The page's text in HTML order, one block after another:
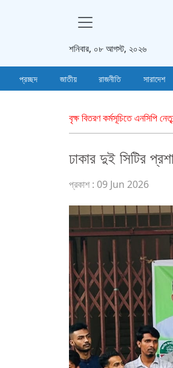
শনিবার, ০৮ আগস্ট, ২০২৬
প্রচ্ছদ জাতীয় রাজনীতি সারাদেশ
বৃক্ষ বিতরণ কর্মসূচিতে এনসিপি
ঢাকার দুই সিটির
প্রকাশ : 09 Jun 2026